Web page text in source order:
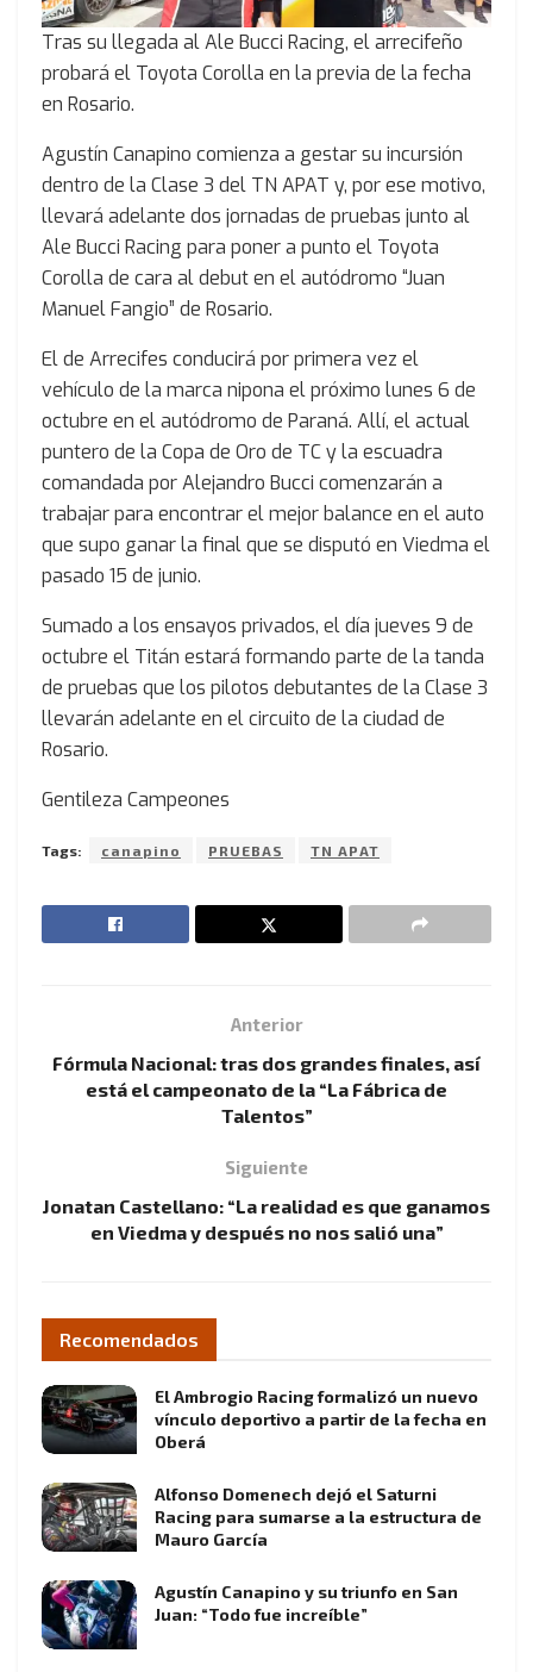
Tras su llegada al Ale Bucci Racing, el arrecifeño
probará el Toyota Corolla en la previa de la fecha
en Rosario.
Agustín Canapino comienza a gestar su incursión
dentro de la Clase 3 del TN APAT y, por ese motivo,
llevará adelante dos jornadas de pruebas junto al
Ale Bucci Racing para poner a punto el Toyota
Corolla de cara al debut en el autódromo “Juan
Manuel Fangio” de Rosario.
El de Arrecifes conducirá por primera vez el
vehículo de la marca nipona el próximo lunes 6 de
octubre en el autódromo de Paraná. Allí, el actual
puntero de la Copa de Oro de TC y la escuadra
comandada por Alejandro Bucci comenzarán a
trabajar para encontrar el mejor balance en el auto
que supo ganar la final que se disputó en Viedma el
pasado 15 de junio.
Sumado a los ensayos privados, el día jueves 9 de
octubre el Titán estará formando parte de la tanda
de pruebas que los pilotos debutantes de la Clase 3
llevarán adelante en el circuito de la ciudad de
Rosario.
Gentileza Campeones
Tags: canapino PRUEBAS TN APAT
Anterior
Fórmula Nacional: tras dos grandes finales, así
está el campeonato de la “La Fábrica de
Talentos”
Siguiente
Jonatan Castellano: “La realidad es que ganamos
en Viedma y después no nos salió una”
Recomendados
El Ambrogio Racing formalizó un nuevo
vínculo deportivo a partir de la fecha en
Oberá
Alfonso Domenech dejó el Saturni
Racing para sumarse a la estructura de
Mauro García
Agustín Canapino y su triunfo en San
Juan: “Todo fue increíble”